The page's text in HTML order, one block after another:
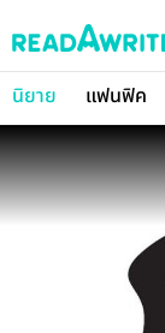
นิยาย แฟนฟิค